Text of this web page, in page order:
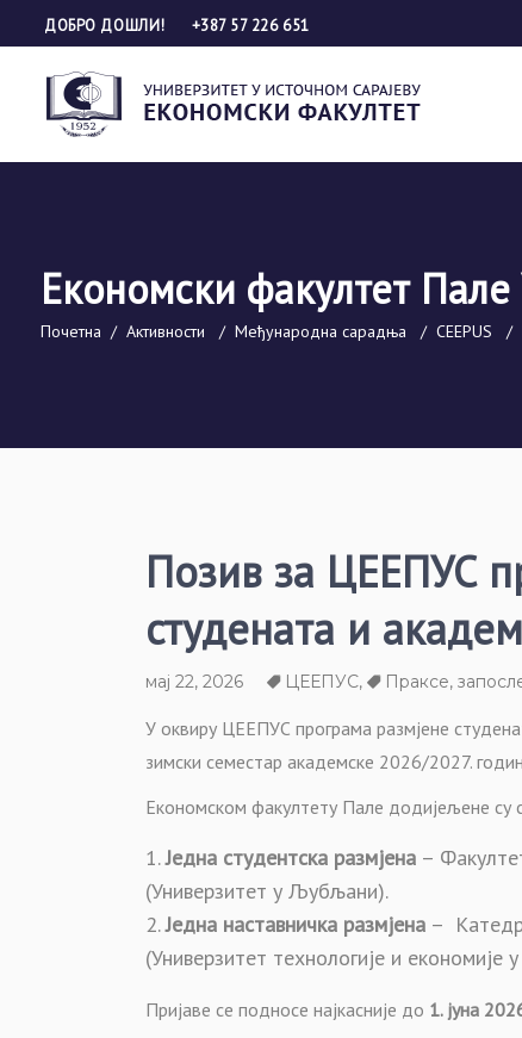
ДОБРО ДОШЛИ! +387 57 226 651
Економски факултет
Почетна / Активности / Међународна сарадња / CEEPUS /
Позив за ЦЕЕПУС
студената и
мај 22, 2026 ЦЕЕПУС, Праксе,
У оквиру ЦЕЕПУС програма размјене
зимски семестар академске 2026/2027.
Економском факултету Пале додијељене су
Једна студентска размјена –
(Универзитет у Љубљани).
Једна наставничка размјена –
(Универзитет технологије и економије
Пријаве се подносе најкасније до 1. јуна